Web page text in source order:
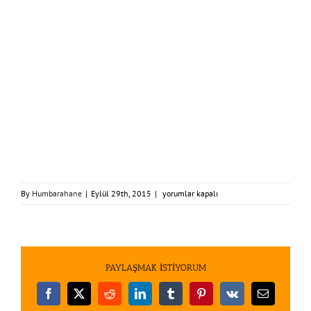
By Humbarahane | Eylül 29th, 2015 | avada_intro_img2-
yorumlar kapalı
PAYLAŞMAK İSTİYORUM
Facebook
X RedditLinkedInTumblrPinterest
Vk
E-